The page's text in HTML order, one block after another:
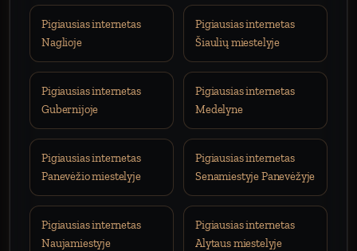
Pigiausias internetas
Naglioje
Pigiausias internetas
Šiaulių miestelyje
Pigiausias internetas
Gubernijoje
Pigiausias internetas
Medelyne
Pigiausias internetas
Panevėžio miestelyje
Pigiausias internetas
Senamiestyje Panevėžyje
Pigiausias internetas
Naujamiestyje
Pigiausias internetas
Alytaus miestelyje